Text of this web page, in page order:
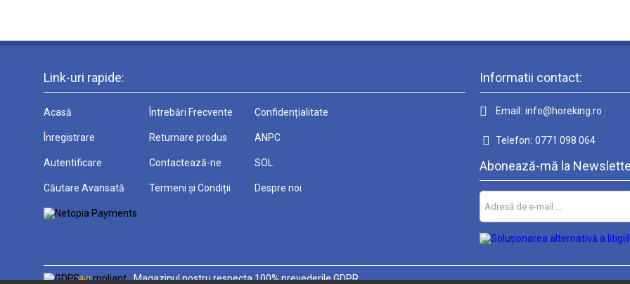
Link-uri rapide:
Acasă
Înregistrare
Autentificare
Căutare Avansată
Întrebări Frecvente
Returnare produs
Contactează-ne
Termeni și Condiții
Confidențialitate
ANPC
SOL
Despre noi
Informatii contact:
Email: info@horeking.ro
Telefon: 0771 098 064
Abonează-mă la
GDPR Magazinul nostru respecta 100% prevederile GDPR.